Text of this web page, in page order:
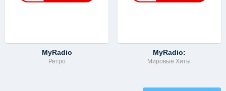
MyRadio
Ретро
MyRadio:
Мировые Хиты